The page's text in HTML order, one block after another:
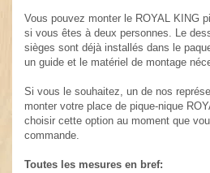
Vous pouvez monter le ROYAL KING
si vous êtes à deux personnes. Le
sièges sont déjà installés dans le
un guide et le matériel de montage
Si vous le souhaitez, un de nos
monter votre place de pique-nique
choisir cette option au moment que
commande.
Toutes les mesures en bref: